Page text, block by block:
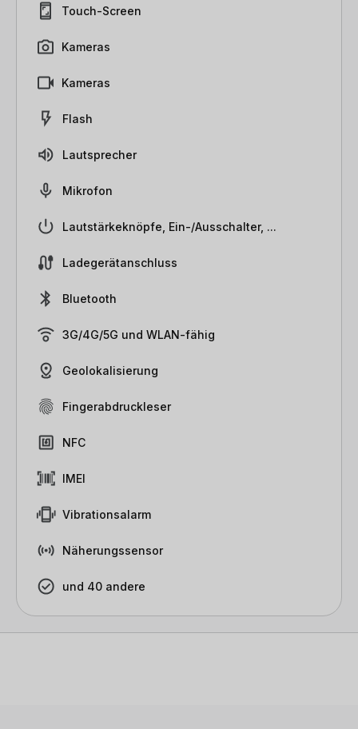
Touch-Screen
Kameras
Kameras
Flash
Lautsprecher
Mikrofon
Lautstärkeknöpfe, Ein-/Ausschalter, ...
Ladegerätanschluss
Bluetooth
3G/4G/5G und WLAN-fähig
Geolokalisierung
Fingerabdruckleser
NFC
IMEI
Vibrationsalarm
Näherungssensor
und 40 andere